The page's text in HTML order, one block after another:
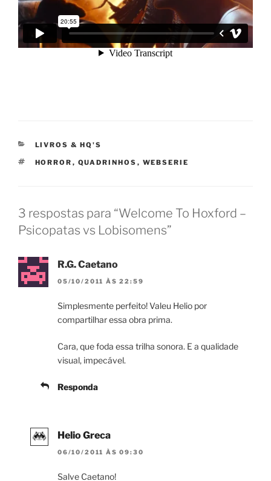
CATEGORIAS
LIVROS & HQ'S
TAGS
HORROR , QUADRINHOS , WEBSERIE
3 respostas para “Welcome To Hoxford –
Psicopatas vs Lobisomens”
R.G. Caetano
05/10/2011 ÀS 22:59
Simplesmente perfeito! Valeu Helio por
compartilhar essa obra prima.
Cara, que foda essa trilha sonora. E a qualidade
visual, impecável.
Responda
Helio Greca
06/10/2011 ÀS 09:30
Salve Caetano!